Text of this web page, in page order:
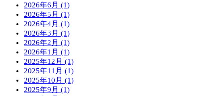
2026年6月 (1)
2026年5月 (1)
2026年4月 (1)
2026年3月 (1)
2026年2月 (1)
2026年1月 (1)
2025年12月 (1)
2025年11月 (1)
2025年10月 (1)
2025年9月 (1)